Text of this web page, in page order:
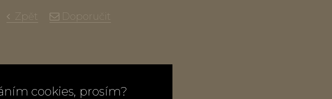
Zpět Doporučit
cookies, prosím?